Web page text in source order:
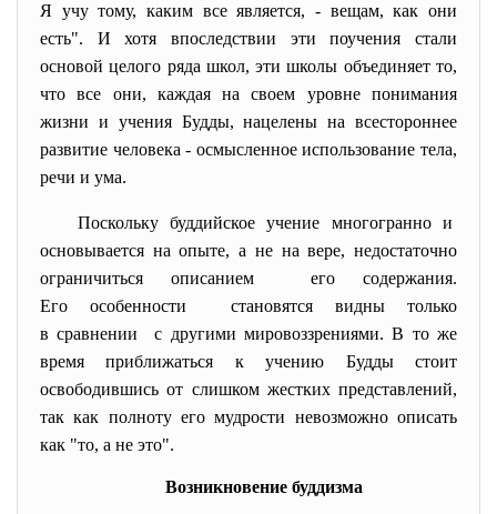
Я учу тому, каким все является, - вещам, как они
есть". И хотя впоследствии эти поучения стали
основой целого ряда школ, эти школы объединяет то,
что все они, каждая на своем уровне понимания
жизни и учения Будды, нацелены на всестороннее
развитие человека - осмысленное использование тела,
речи и ума.
Поскольку буддийское учение многогранно и
основывается на опыте, а не на вере, недостаточно
ограничиться описанием его содержания.
Его особенности становятся видны только
в сравнении с другими мировоззрениями. В то же
время приближаться к учению Будды стоит
освободившись от слишком жестких представлений,
так как полноту его мудрости невозможно описать
как "то, а не это".
Возникновение буддизма